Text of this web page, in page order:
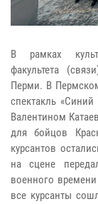
В рамках
факультета
Перми. В
спектакль
Валентином
для бойцов
курсантов
на сцене
военного
все курсанты